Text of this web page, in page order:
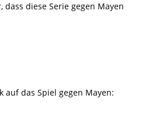
dass diese Serie gegen Mayen
auf das Spiel gegen Mayen: